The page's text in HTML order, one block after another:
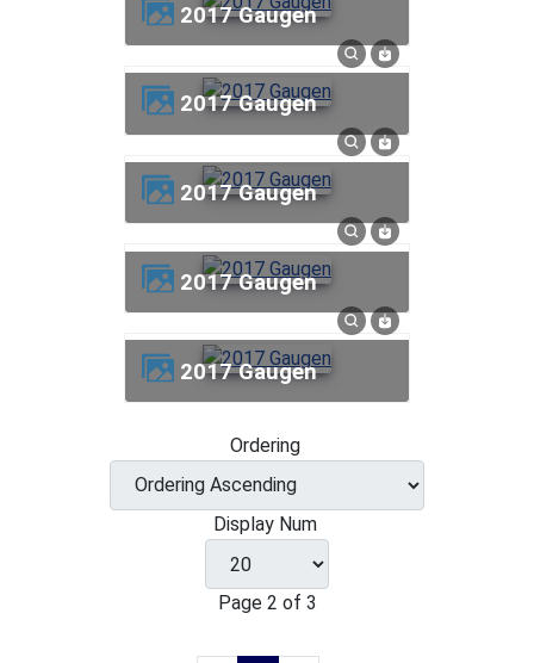
2017 Gaugen
2017 Gaugen
2017 Gaugen
2017 Gaugen
2017 Gaugen
Ordering
Display Num
Page 2 of 3